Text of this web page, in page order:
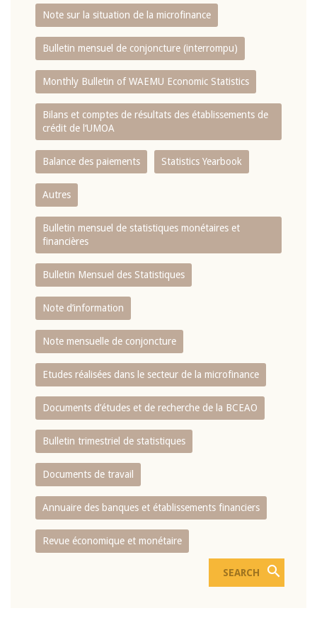
Note sur la situation de la microfinance
Bulletin mensuel de conjoncture (interrompu)
Monthly Bulletin of WAEMU Economic Statistics
Bilans et comptes de résultats des établissements de
crédit de l‘UMOA
Balance des paiements Statistics Yearbook
Autres
Bulletin mensuel de statistiques monétaires et
financières
Bulletin Mensuel des Statistiques
Note d’information
Note mensuelle de conjoncture
Etudes réalisées dans le secteur de la microfinance
Documents d’études et de recherche de la BCEAO
Bulletin trimestriel de statistiques
Documents de travail
Annuaire des banques et établissements financiers
Revue économique et monétaire